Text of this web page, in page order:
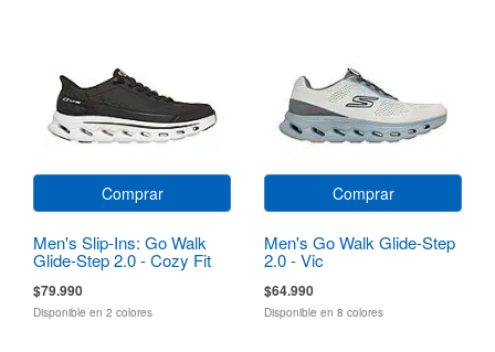
Comprar
Men's Slip-Ins: Go Walk
Glide-Step 2.0 - Cozy Fit
$79.990
Disponible en 2 colores
Comprar
Men's Go Walk Glide-Step
2.0 - Vic
$64.990
Disponible en 8 colores